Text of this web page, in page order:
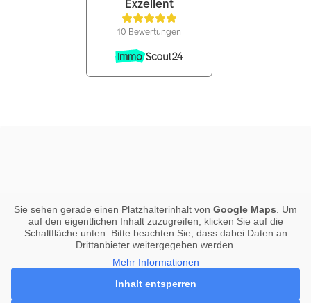
Sie sehen gerade einen Platzhalterinhalt von Google Maps . Um
auf den eigentlichen Inhalt zuzugreifen, klicken Sie auf die
Schaltfläche unten. Bitte beachten Sie, dass dabei Daten an
Drittanbieter weitergegeben werden.
Mehr Informationen
Inhalt entsperren